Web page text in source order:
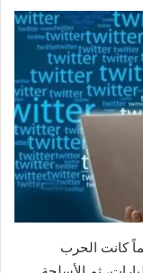
كانت الحرب